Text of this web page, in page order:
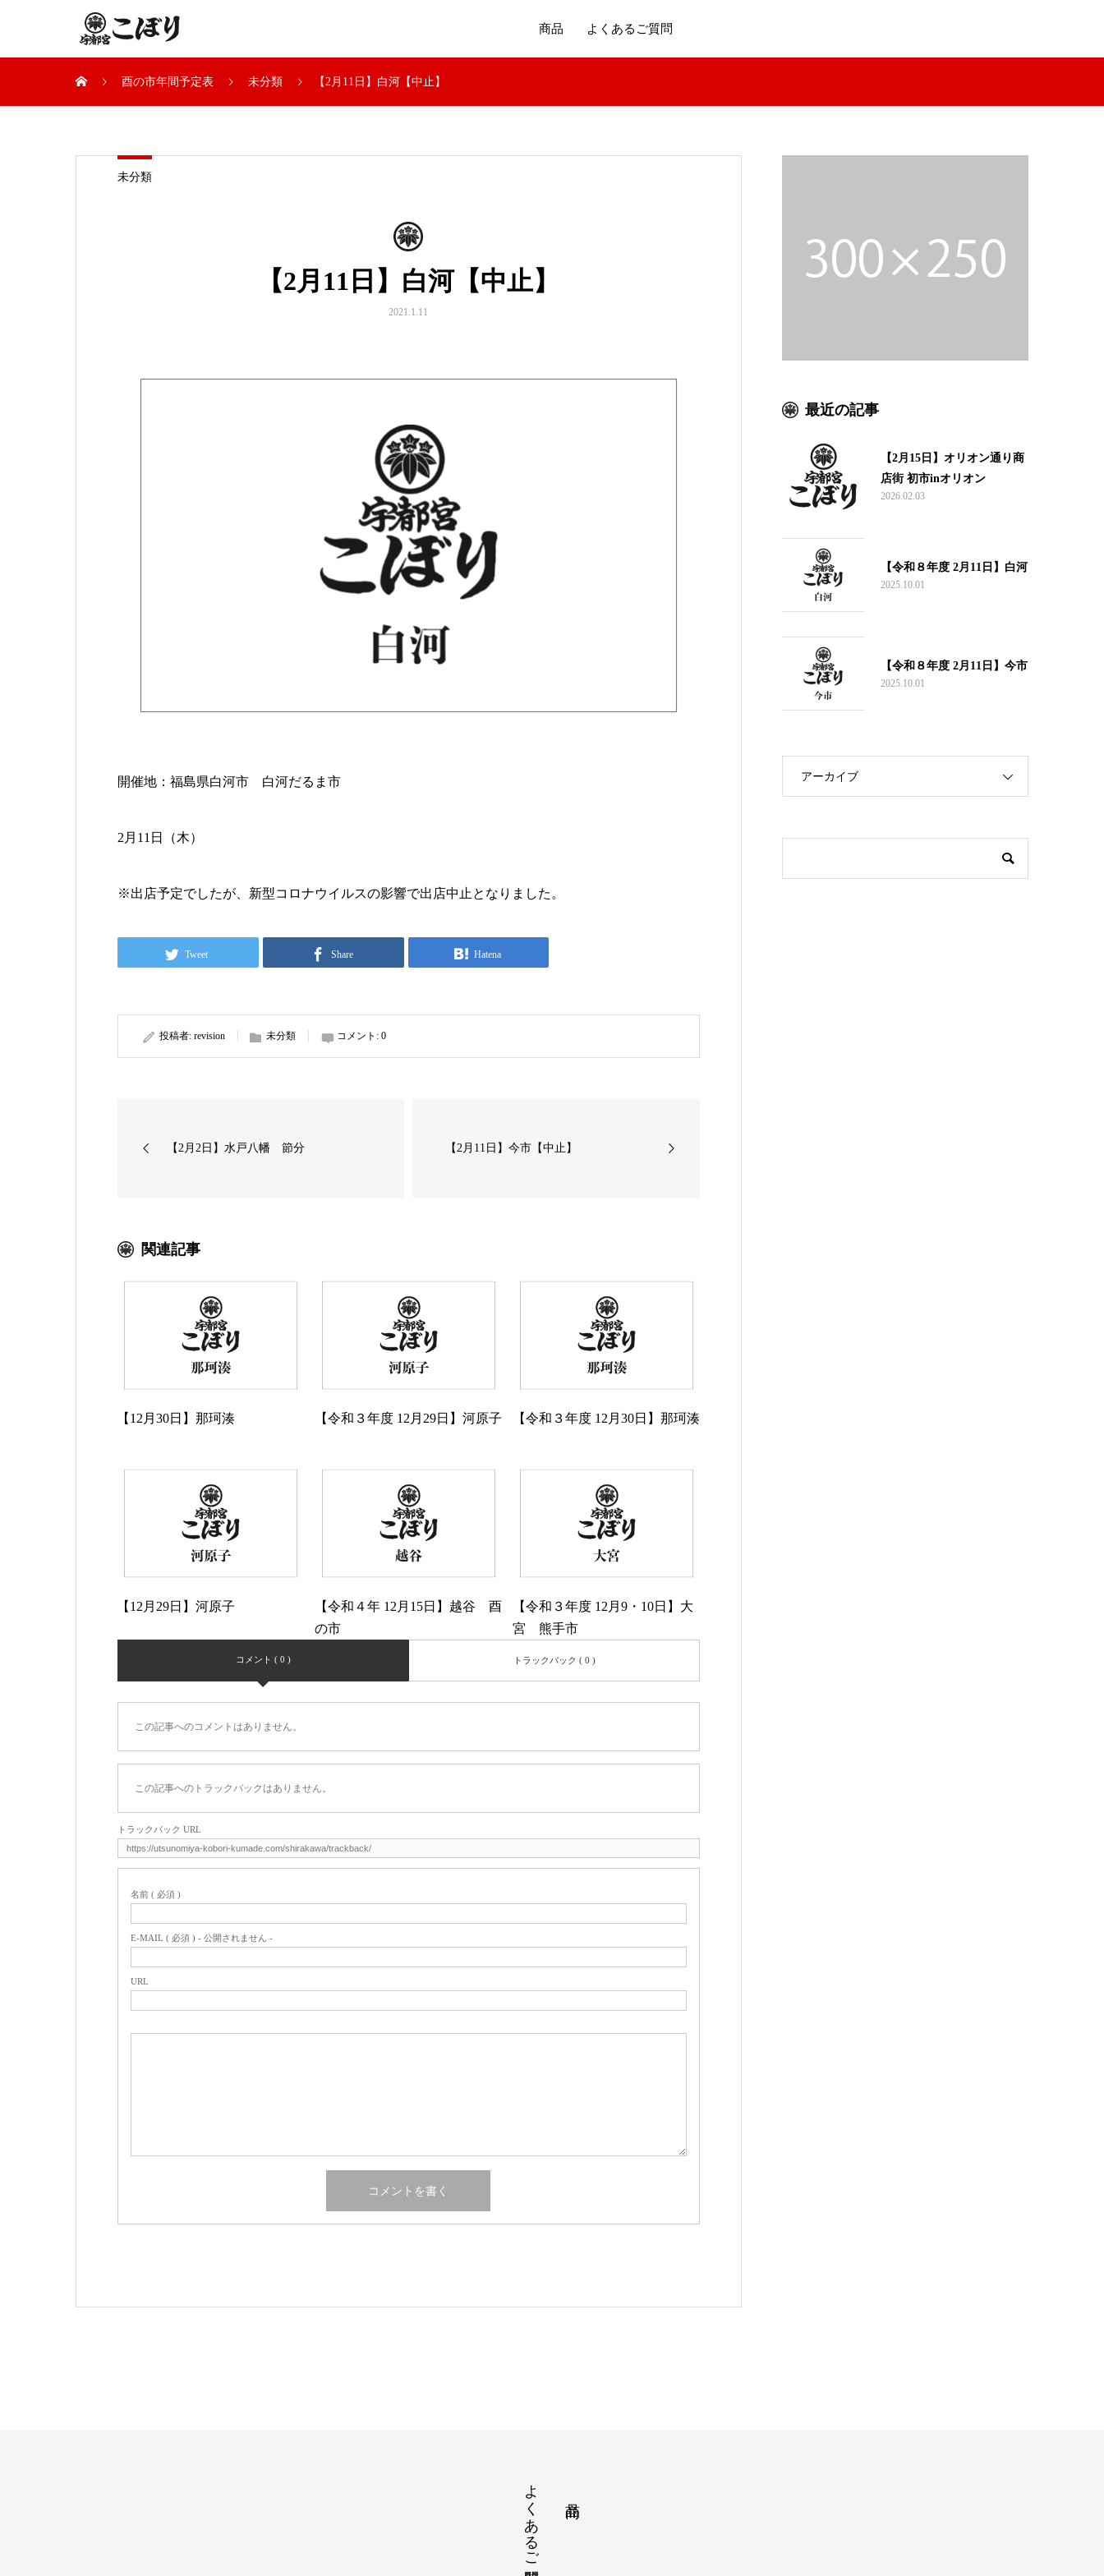
商品 よくあるご質問
酉の市年間予定表 未分類 【2月11日】白河【中止】
未分類
【2月11日】白河【中止】
2021.1.11
開催地：福島県白河市 白河だるま市
2月11日（木）
※出店予定でしたが、新型コロナウイルスの影響で出店中止となりました。
Tweet Share Hatena
投稿者: revision 未分類 コメント: 0
【2月2日】水戸八幡 節分 【2月11日】今市【中止】
関連記事
【12月30日】那珂湊 【令和３年度 12月29日】河原子 【令和３年度 12月30日】那珂湊
【12月29日】河原子
【令和４年 12月15日】越谷 酉
の市
【令和３年度 12月9・10日】大
宮 熊手市
コメント ( 0 ) トラックバック ( 0 )
この記事へのコメントはありません。
この記事へのトラックバックはありません。
トラックバック URL
名前 ( 必須 )
E-MAIL ( 必須 ) - 公開されません -
URL
最近の記事
【2月15日】オリオン通り商
店街 初市inオリオン
2026.02.03
【令和８年度 2月11日】白河
2025.10.01
【令和８年度 2月11日】今市
2025.10.01
アーカイブ
よくあるご質問